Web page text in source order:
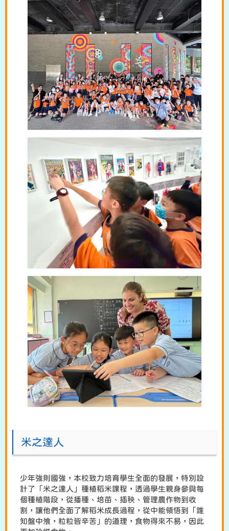
米之達人
少年強則國強，本校致力培育學生全面的發展，特別設
計了「米之達人」種植稻米課程，透過學生親身參與每
個種植階段，從播種、培苗、插秧、管理農作物到收
割，讓他們全面了解稻米成長過程，從中能領悟到「誰
知盤中飧，粒粒皆辛苦」的道理，食物得來不易，因此